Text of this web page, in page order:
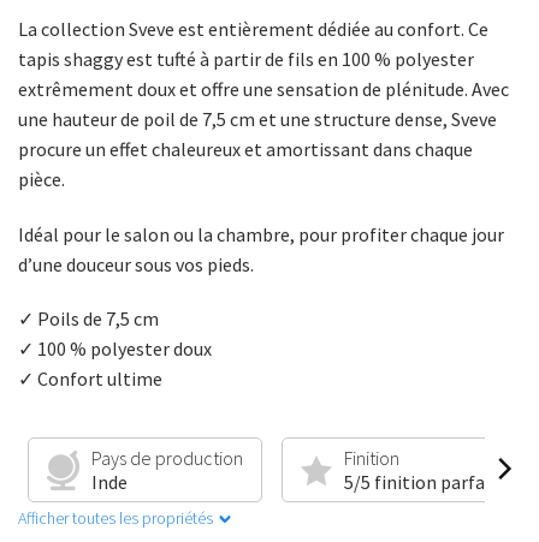
La collection Sveve est entièrement dédiée au confort. Ce
tapis shaggy est tufté à partir de fils en 100 % polyester
extrêmement doux et offre une sensation de plénitude. Avec
une hauteur de poil de 7,5 cm et une structure dense, Sveve
procure un effet chaleureux et amortissant dans chaque
pièce.
Idéal pour le salon ou la chambre, pour profiter chaque jour
d’une douceur sous vos pieds.
✓ Poils de 7,5 cm
✓ 100 % polyester doux
✓ Confort ultime
Pays de production
Inde
Finition
5/5 finition parfaite
Afficher toutes les propriétés